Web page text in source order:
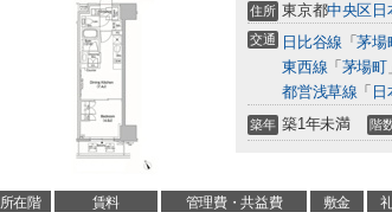
住所 東京都中央区
交通 日比谷線 「茅場
東西線 「 茅場町
都営浅草線 「 日
築年 築1年未満 階
所在階 賃料 管理費・共益費 敷金